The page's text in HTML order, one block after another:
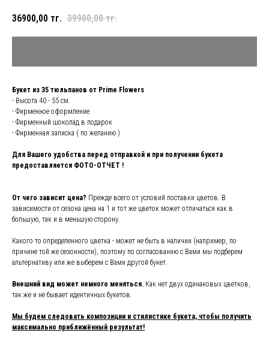
36900,00 тг. 39900,00 тг.
Букет из 35 тюльпанов от Prime Flowers
- Высота 40 - 55 см.
- Фирменное оформление
- Фирменный шоколад в подарок
- Фирменная записка ( по желанию )
Для Вашего удобства перед отправкой и при получении букета
предоставляется ФОТО-ОТЧЕТ !
От чего зависит цена? Прежде всего от условий поставки цветов. В
зависимости от сезона цена на 1 и тот же цветок может отличаться как в
большую, так и в меньшую сторону.
Какого то определенного цветка - может не быть в наличии (например, по
причине той же сезонности), поэтому по согласованию с Вами мы подберем
альтернативу или же выберем с Вами другой букет.
Внешний вид может немного меняться. Как нет двух одинаковых цветков,
так же и не бывает идентичных букетов.
Мы будем следовать композиции и стилистике букета, чтобы получить
максимально приближённый результат!